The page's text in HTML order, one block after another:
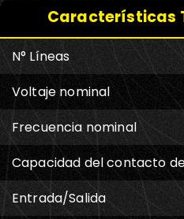
Características
N° Líneas
Voltaje nominal
Frecuencia nominal
Capacidad del contacto
Entrada/Salida